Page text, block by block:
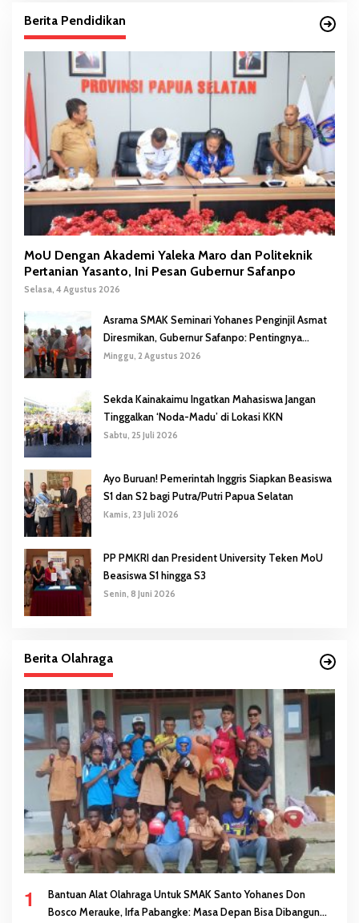
Berita Pendidikan
MoU Dengan Akademi Yaleka Maro dan Politeknik
Pertanian Yasanto, Ini Pesan Gubernur Safanpo
Selasa, 4 Agustus 2026
Asrama SMAK Seminari Yohanes Penginjil Asmat
Diresmikan, Gubernur Safanpo: Pentingnya
Pendidikan Karakter
Minggu, 2 Agustus 2026
Sekda Kainakaimu Ingatkan Mahasiswa Jangan
Tinggalkan ‘Noda-Madu’ di Lokasi KKN
Sabtu, 25 Juli 2026
Ayo Buruan! Pemerintah Inggris Siapkan Beasiswa
S1 dan S2 bagi Putra/Putri Papua Selatan
Kamis, 23 Juli 2026
PP PMKRI dan President University Teken MoU
Beasiswa S1 hingga S3
Senin, 8 Juni 2026
Berita Olahraga
1
Bantuan Alat Olahraga Untuk SMAK Santo Yohanes Don
Bosco Merauke, Irfa Pabangke: Masa Depan Bisa Dibangun